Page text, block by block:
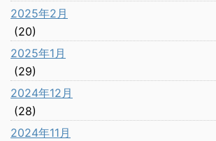
2025年2月
(20)
2025年1月
(29)
2024年12月
(28)
2024年11月